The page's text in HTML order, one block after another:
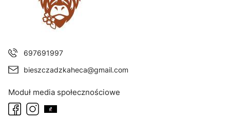
697691997
bieszczadzkaheca@gmail.com
Moduł media społecznościowe